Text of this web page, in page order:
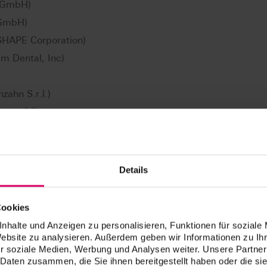
Details
und Anzeigen zu personalisieren, Funktionen für soziale
zu analysieren. Außerdem geben wir Informationen zu
soziale Medien, Werbung und Analysen weiter. Unsere
zusammen, die Sie ihnen bereitgestellt haben oder die
Corporation)
Dental, Inc)
S.r.l.)
AG)
CAD/CAM Technologie GmbH)
geometrie/colori dei materiali VITA CAD/CAM può
CAM. I presupposti hard- e software vengono forniti